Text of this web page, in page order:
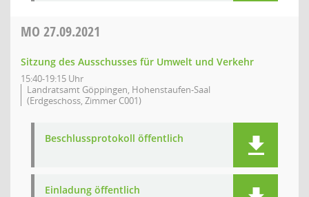
MO 27.09.2021
Sitzung des Ausschusses für Umwelt und Verkehr
15:40-19:15 Uhr
Landratsamt Göppingen, Hohenstaufen-Saal
(Erdgeschoss, Zimmer C001)
Beschlussprotokoll öffentlich
Einladung öffentlich